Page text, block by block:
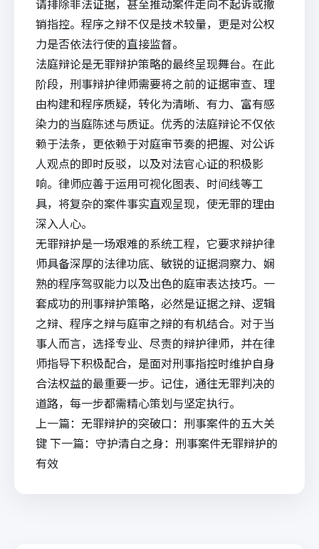
请排除非法证据，甚至推动案件走向不起诉或撤
销指控。程序之辩不仅是技术较量，更是对公权
力是否依法行使的直接监督。
法庭辩论是无罪辩护策略的最终呈现舞台。在此
阶段，刑事辩护律师需要将之前的证据审查、理
由构建和程序质疑，转化为清晰、有力、富有感
染力的当庭陈述与质证。优秀的法庭辩论不仅依
赖于法条，更依赖于对庭审节奏的把握、对公诉
人观点的即时反驳，以及对法官心证的积极影
响。律师应善于运用可视化图表、时间线等工
具，将复杂的案件事实直观呈现，使无罪的理由
深入人心。
无罪辩护是一场艰难的系统工程，它要求辩护律
师具备深厚的法律功底、敏锐的证据洞察力、娴
熟的程序驾驭能力以及出色的庭审表达技巧。一
套成功的刑事辩护策略，必然是证据之辩、逻辑
之辩、程序之辩与庭审之辩的有机结合。对于当
事人而言，选择专业、尽责的辩护律师，并在律
师指导下积极配合，是面对刑事指控时维护自身
合法权益的最重要一步。记住，通往无罪判决的
道路，每一步都需精心策划与坚定执行。
上一篇： 无罪辩护的突破口：刑事案件的五大关
键下一篇： 守护清白之身：刑事案件无罪辩护的
有效